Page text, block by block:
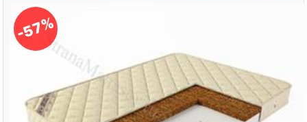
Доставка по городу
-57%